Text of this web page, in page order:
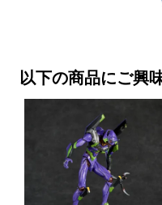
以下の商品にご興